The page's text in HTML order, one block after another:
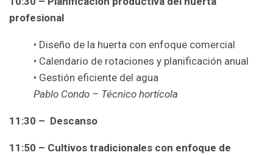
profesional
• Diseño de la huerta con enfoque comercial
• Calendario de rotaciones y planificación anual
• Gestión eficiente del agua
Pablo Condo – Técnico hortícola
11:30 – Descanso
11:50 – Cultivos tradicionales con enfoque de